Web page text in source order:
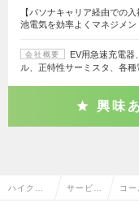
【パソナキャリア経由での
池電気を効率よくマネジメ
会社概要
EV用急速充電器
ル、正特性サーミスタ、各
興味
ハイクラ サービ コー